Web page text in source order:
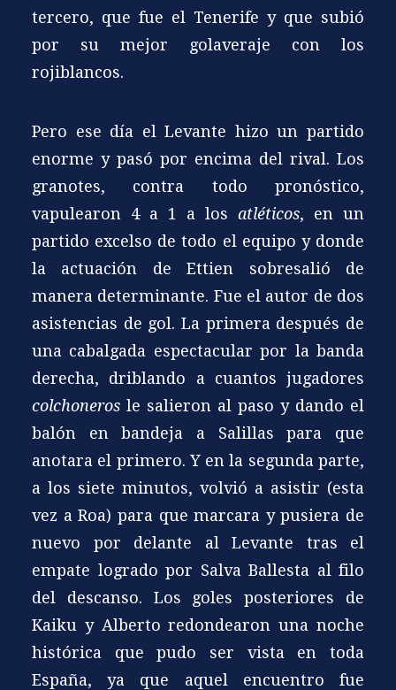
tercero, que fue el Tenerife y que subió
por su mejor golaveraje con los
rojiblancos.
Pero ese día el Levante hizo un partido
enorme y pasó por encima del rival. Los
granotes, contra todo pronóstico,
vapulearon 4 a 1 a los atléticos, en un
partido excelso de todo el equipo y donde
la actuación de Ettien sobresalió de
manera determinante. Fue el autor de dos
asistencias de gol. La primera después de
una cabalgada espectacular por la banda
derecha, driblando a cuantos jugadores
colchoneros le salieron al paso y dando el
balón en bandeja a Salillas para que
anotara el primero. Y en la segunda parte,
a los siete minutos, volvió a asistir (esta
vez a Roa) para que marcara y pusiera de
nuevo por delante al Levante tras el
empate logrado por Salva Ballesta al filo
del descanso. Los goles posteriores de
Kaiku y Alberto redondearon una noche
histórica que pudo ser vista en toda
España, ya que aquel encuentro fue